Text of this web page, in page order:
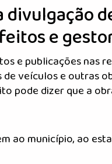
e
e publicações nas
veículos e outras
pode dizer que a
ao município, ao